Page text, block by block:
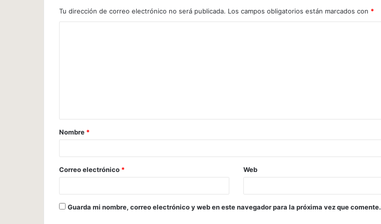
Tu dirección de correo electrónico no será publicada. Los campos obligatorios están marcados con *
Nombre *
Correo electrónico * Web
Guarda mi nombre, correo electrónico y web en este navegador para la próxima vez que comente.